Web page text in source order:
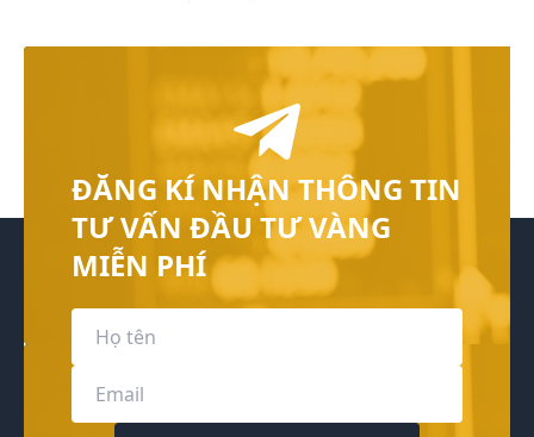
ĐĂNG KÍ NHẬN THÔNG TIN
TƯ VẤN ĐẦU TƯ VÀNG
MIỄN PHÍ